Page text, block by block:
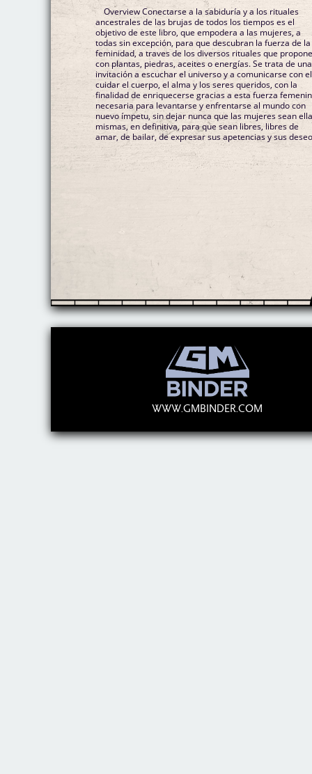
Overview Conectarse a la sabiduría y a los rituales
ancestrales de las brujas de todos los tiempos es el
objetivo de este libro, que empodera a las mujeres, a
todas sin excepción, para que descubran la fuerza de la
feminidad, a traves de los diversos rituales que
con plantas, piedras, aceites o energías. Se trata de una
invitación a escuchar el universo y a comunicarse con
cuidar el cuerpo, el alma y los seres queridos, con la
finalidad de enriquecerse gracias a esta fuerza
necesaria para levantarse y enfrentarse al mundo con
nuevo ímpetu, sin dejar nunca que las mujeres sean
mismas, en definitiva, para que sean libres, libres de
amar, de bailar, de expresar sus apetencias y sus
WWW.GMBINDER.COM